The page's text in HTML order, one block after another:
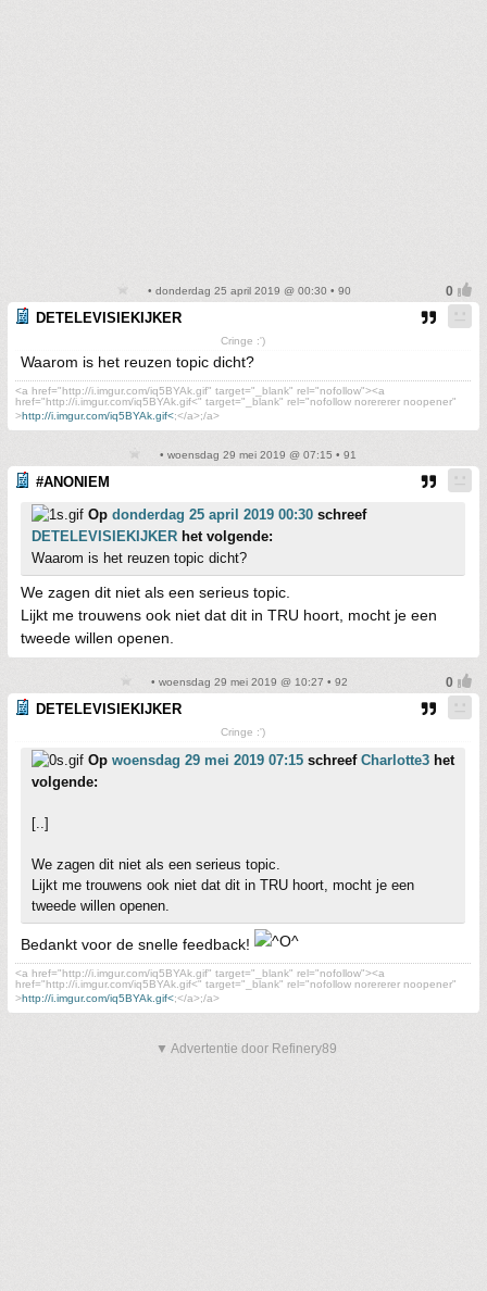
• donderdag 25 april 2019 @ 00:30 • 90
DETELEVISIEKIJKER
Cringe :')
Waarom is het reuzen topic dicht?
<a href="http://i.imgur.com/iq5BYAk.gif" target="_blank" rel="nofollow"><a
href="http://i.imgur.com/iq5BYAk.gif<" target="_blank" rel="nofollow norererer noopener"
>http://i.imgur.com/iq5BYAk.gif<;</a>;/a>
• woensdag 29 mei 2019 @ 07:15 • 91
#ANONIEM
Op donderdag 25 april 2019 00:30 schreef
DETELEVISIEKIJKER het volgende:
Waarom is het reuzen topic dicht?
We zagen dit niet als een serieus topic.
Lijkt me trouwens ook niet dat dit in TRU hoort, mocht je een
tweede willen openen.
• woensdag 29 mei 2019 @ 10:27 • 92
DETELEVISIEKIJKER
Cringe :')
Op woensdag 29 mei 2019 07:15 schreef Charlotte3 het
volgende:
[..]
We zagen dit niet als een serieus topic.
Lijkt me trouwens ook niet dat dit in TRU hoort, mocht je een
tweede willen openen.
Bedankt voor de snelle feedback!
<a href="http://i.imgur.com/iq5BYAk.gif" target="_blank" rel="nofollow"><a
href="http://i.imgur.com/iq5BYAk.gif<" target="_blank" rel="nofollow norererer noopener"
>http://i.imgur.com/iq5BYAk.gif<;</a>;/a>
▼ Advertentie door Refinery89